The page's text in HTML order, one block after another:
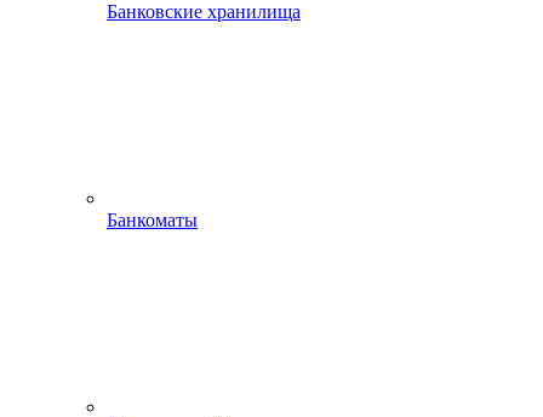
Банковские хранилища
Банкоматы